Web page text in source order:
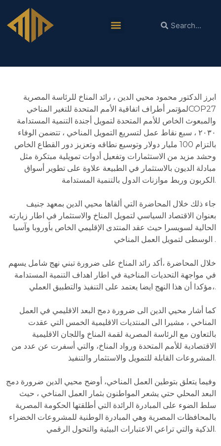
الدكتور محمود محيي الدين في محاضرة بمعهد
جنيف: سبع محاور رئيسية لتسريع التمويل المناخي
ابرز الدكتور محمود محيي الدين ، رائد المناخ للرئاسة المصرية
لمؤتمر أطراف اتفاقية الأمم المتحدة للتغير المناخيCOP27
والمبعوث الخاص للأمم المتحدة لتمويل أجندة التنمية المستدامة
٢٠٣٠ ، سبع نقاط عمل لتسريع التمويل المناخي ، تتضمن الوفاء
بالتزام 100 مليار دولار وتوسيع نطاقه وتعزيز دور القطاع الخاص
وحشد مزيد من الاستثمارات وتفعيل أدوات تمويلية مبتكرة مثل
مبادلة الديون بالاستثمار في الطبيعة علاوة على تطوير أسواق
الكربون وربط موازنات الدول بالتنمية المستدامة.
جاء ذلك خلال المحاضرة التي ألقاها محيي الدين بمعهد جنيف
بعنوان الاقتصاد السياسي لتمويل المناخ والاستثمار في اطار زيارته
الحالية لسويسرا حيث عقد المنتدى الإقليمي الخاص بأوروبا وآسيا
الوسطى لتمويل العمل المناخي .
خلال المحاضرة ،أكد رائد المناخ على ضرورة تبني نهج شامل يسهم
في مواجهة التحديات المناخية في اطار اهداف التنمية المستدامة
،مؤكدا أن هذا النهج ايضا يعتمد على التنفيذ والتطبيق العملي.
كما أشار محيي الدين الى ضرورة دمج البعد الاقليمي في العمل
المناخي ، مشيرا الى المنتديات الاقليمية الخمس التي عقدت
بالتعاون مع الرئاسة المصرية لقمة المناخ واللجان الاقليمية
الاقتصادية للأمم المتحدة ورواد المناخ، والتي أسفرت عن عدد من
المشروعات القابلة للتمويل والاستثمار والتنفيذ.
وفيما يتعلق بتوطين العمل المناخي، أوضح محيي الدين ضرورة دمج
البعد المحلي حتي يشعر المواطنون بثمار العمل المناخي ، حيث
سلط الضوء على المبادرة الرائدة التي أطلقتها الحكومة المصرية
بالمحافظات المصرية وهي المبادرة الوطنية للمشروعات الخضراء
الذكية والتي تراعي الاعتبارات البيئية والتحول الرقمي.